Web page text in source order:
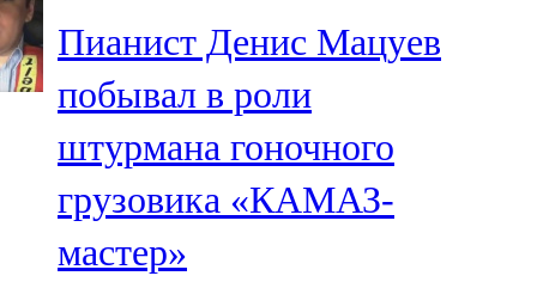
Пианист Денис Мацуев
побывал в роли
штурмана гоночного
грузовика «КАМАЗ-
мастер»